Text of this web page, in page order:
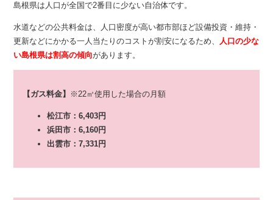
島根県は人口が全国で2番目に少ない自治体です。
水道などの公共料金は、人口密度が高い都市部ほど設備投資・維持・
更新などにかかる一人当たりのコストが割安になるため、 人口の少な
い島根県は割高の傾向があります。
【ガス料金】 ※22㎥使用した場合の月額
松江市：6,403円
浜田市：6,160円
出雲市：7,331円